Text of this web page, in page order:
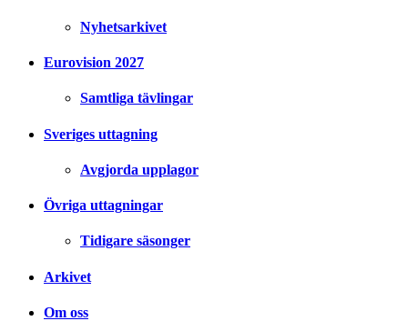
Nyhetsarkivet
Eurovision 2027
Samtliga tävlingar
Sveriges uttagning
Avgjorda upplagor
Övriga uttagningar
Tidigare säsonger
Arkivet
Om oss